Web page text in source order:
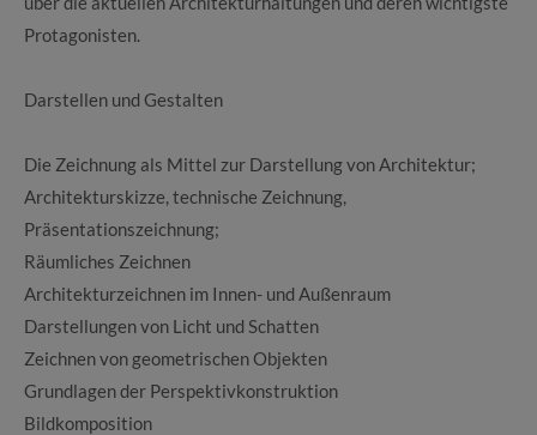
Protagonisten.
Darstellen und Gestalten
Die Zeichnung als Mittel zur Darstellung von Architektur;
Architekturskizze, technische Zeichnung,
Präsentationszeichnung;
Räumliches Zeichnen
Architekturzeichnen im Innen- und Außenraum
Darstellungen von Licht und Schatten
Zeichnen von geometrischen Objekten
Grundlagen der Perspektivkonstruktion
Bildkomposition